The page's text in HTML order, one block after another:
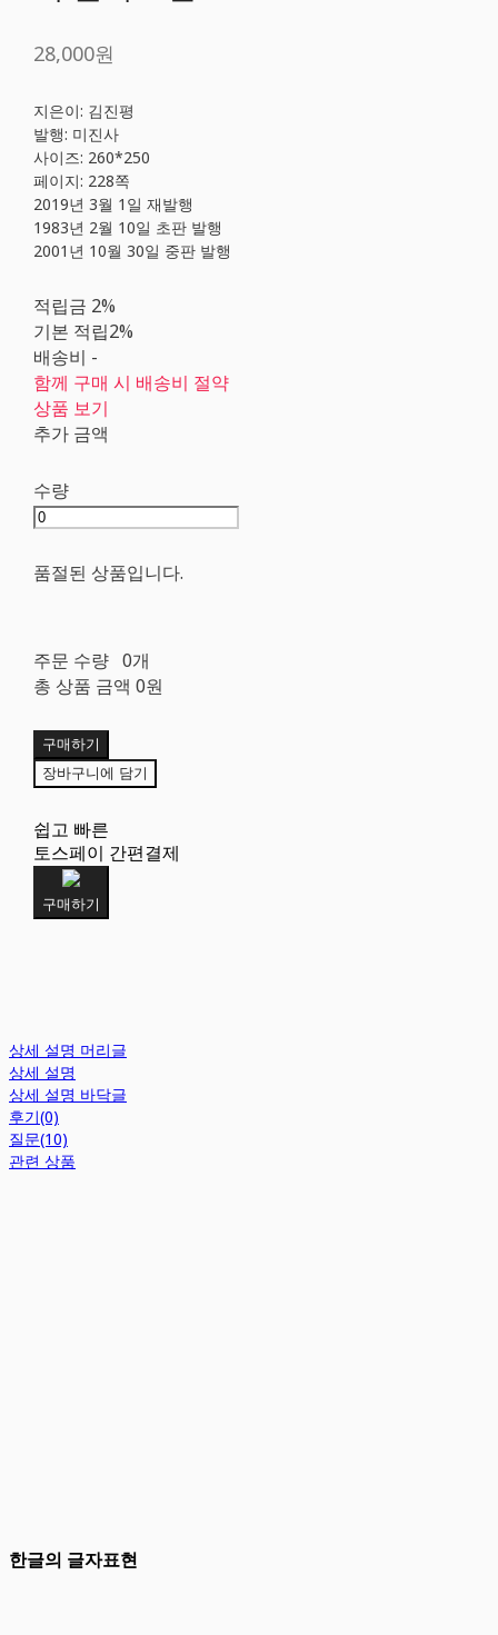
28,000원
지은이: 김진평
발행: 미진사
사이즈: 260*250
페이지: 228쪽
2019년 3월 1일 재발행
1983년 2월 10일 초판 발행
2001년 10월 30일 중판 발행
적립금 2%
기본 적립2%
배송비 -
함께 구매 시 배송비 절약
상품 보기
추가 금액
수량
품절된 상품입니다.
주문 수량 0개
총 상품 금액 0원
구매하기
장바구니에 담기
쉽고 빠른
토스페이 간편결제
구매하기
상세 설명 머리글
상세 설명
상세 설명 바닥글
후기(0)
질문(10)
관련 상품
한글의 글자표현